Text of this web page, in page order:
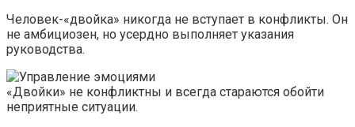
Человек-«двойка» никогда не вступает в конфликты. Он
не амбициозен, но усердно выполняет указания
руководства.
«Двойки» не конфликтны и всегда стараются обойти
неприятные ситуации.